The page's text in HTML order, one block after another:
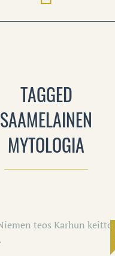
TAGGED
SAAMELAINEN
MYTOLOGIA